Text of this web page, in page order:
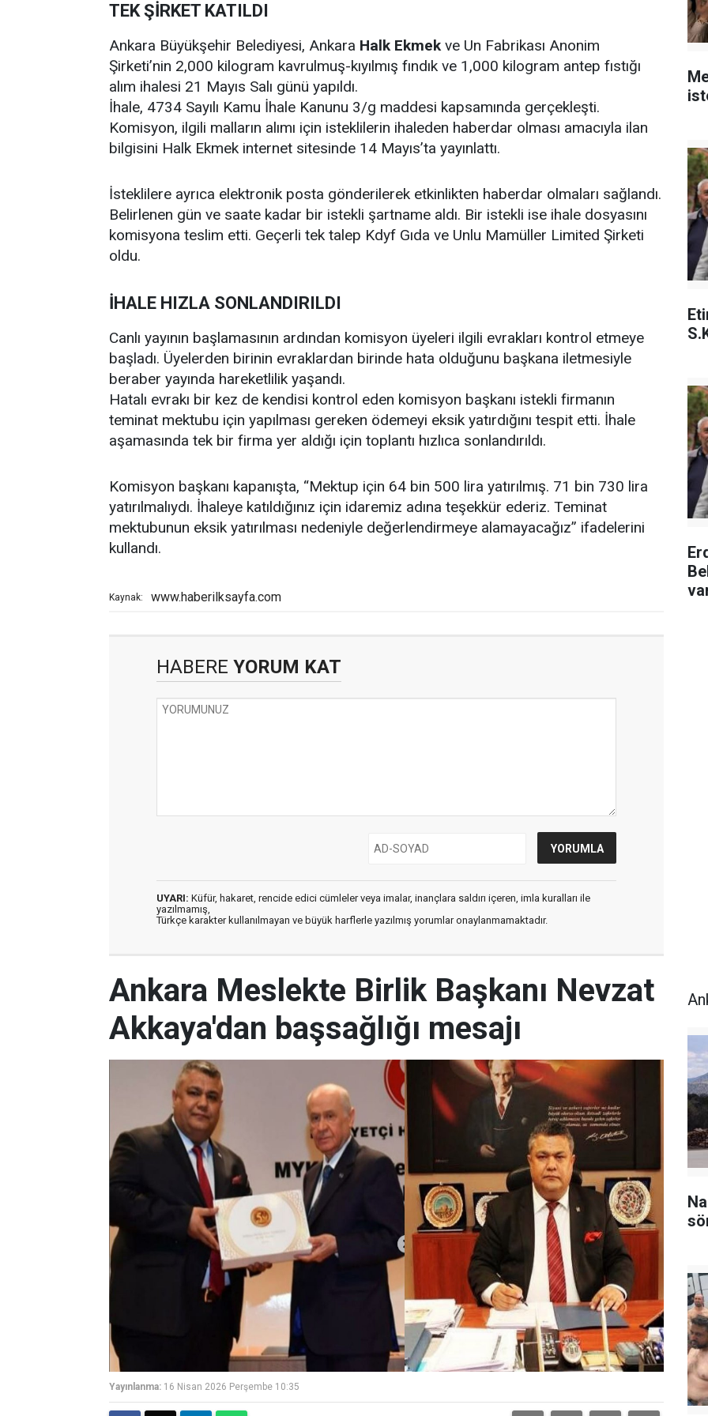
TEK ŞİRKET KATILDI
Ankara Büyükşehir Belediyesi, Ankara Halk Ekmekve Un Fabrikası Anonim
Şirketi’nin 2,000 kilogram kavrulmuş-kıyılmış fındık ve 1,000 kilogram antep fıstığı
alım ihalesi 21 Mayıs Salı günü yapıldı.
İhale, 4734 Sayılı Kamu İhale Kanunu 3/g maddesi kapsamında gerçekleşti.
Komisyon, ilgili malların alımı için isteklilerin ihaleden haberdar olması amacıyla ilan
bilgisini Halk Ekmek internet sitesinde 14 Mayıs’ta yayınlattı.
İsteklilere ayrıca elektronik posta gönderilerek etkinlikten haberdar olmaları sağlandı.
Belirlenen gün ve saate kadar bir istekli şartname aldı. Bir istekli ise ihale dosyasını
komisyona teslim etti. Geçerli tek talep Kdyf Gıda ve Unlu Mamüller Limited Şirketi
oldu.
İHALE HIZLA SONLANDIRILDI
Canlı yayının başlamasının ardından komisyon üyeleri ilgili evrakları kontrol etmeye
başladı. Üyelerden birinin evraklardan birinde hata olduğunu başkana iletmesiyle
beraber yayında hareketlilik yaşandı.
Hatalı evrakı bir kez de kendisi kontrol eden komisyon başkanı istekli firmanın
teminat mektubu için yapılması gereken ödemeyi eksik yatırdığını tespit etti. İhale
aşamasında tek bir firma yer aldığı için toplantı hızlıca sonlandırıldı.
Komisyon başkanı kapanışta, “Mektup için 64 bin 500 lira yatırılmış. 71 bin 730 lira
yatırılmalıydı. İhaleye katıldığınız için idaremiz adına teşekkür ederiz. Teminat
mektubunun eksik yatırılması nedeniyle değerlendirmeye alamayacağız” ifadelerini
kullandı.
Kaynak: www.haberilksayfa.com
HABERE YORUM KAT
UYARI: Küfür, hakaret, rencide edici cümleler veya imalar, inançlara saldırı içeren, imla kuralları ile
yazılmamış,
Türkçe karakter kullanılmayan ve büyük harflerle yazılmış yorumlar onaylanmamaktadır.
Ankara Meslekte Birlik Başkanı Nevzat
Akkaya'dan başsağlığı mesajı
Yayınlanma: 16 Nisan 2026 Perşembe 10:35